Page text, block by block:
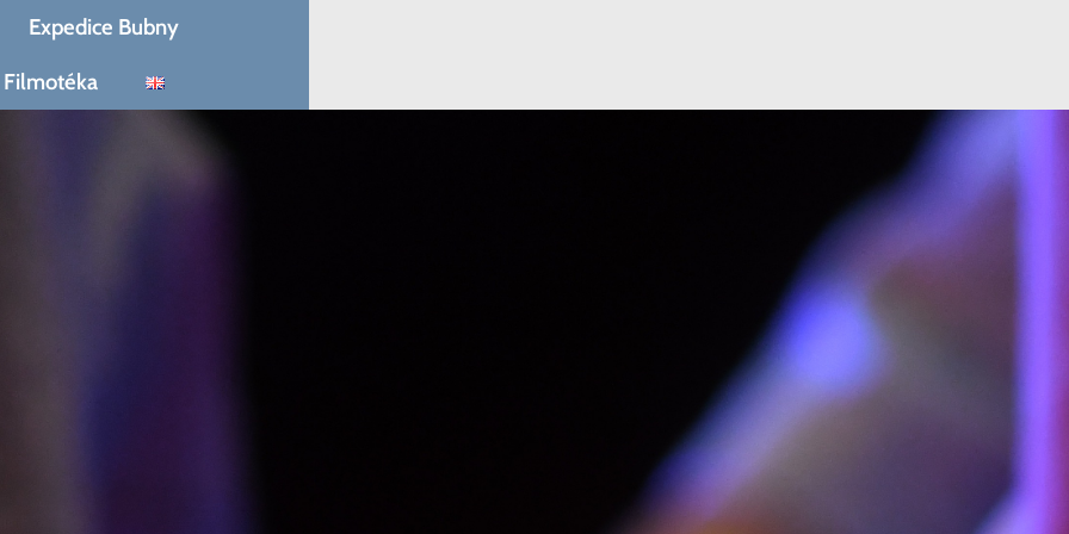
Expedice Bubny
Filmotéka